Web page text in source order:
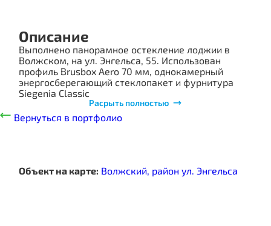
СТОИМОСТЬ
О КОМПАНИИ
ИНФОРМАЦИЯ
КОНТАКТЫ
Описание
Выполнено панорамное остекление лоджии в
Волжском, на ул. Энгельса, 55. Использован
профиль Brusbox Aero 70 мм, однокамерный
энергосберегающий стеклопакет и фурнитура
Siegenia Classic
Расрыть полностью
Вернуться в портфолио
Объект на карте: Волжский, район ул. Энгельса